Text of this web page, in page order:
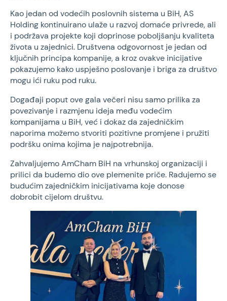
Kao jedan od vodećih poslovnih sistema u BiH, AS
Holding kontinuirano ulaže u razvoj domaće privrede, ali
i podržava projekte koji doprinose poboljšanju kvaliteta
života u zajednici. Društvena odgovornost je jedan od
ključnih principa kompanije, a kroz ovakve inicijative
pokazujemo kako uspješno poslovanje i briga za društvo
mogu ići ruku pod ruku.
Događaji poput ove gala večeri nisu samo prilika za
povezivanje i razmjenu ideja među vodećim
kompanijama u BiH, već i dokaz da zajedničkim
naporima možemo stvoriti pozitivne promjene i pružiti
podršku onima kojima je najpotrebnija.
Zahvaljujemo AmCham BiH na vrhunskoj organizaciji i
prilici da budemo dio ove plemenite priče. Radujemo se
budućim zajedničkim inicijativama koje donose
dobrobit cijelom društvu.